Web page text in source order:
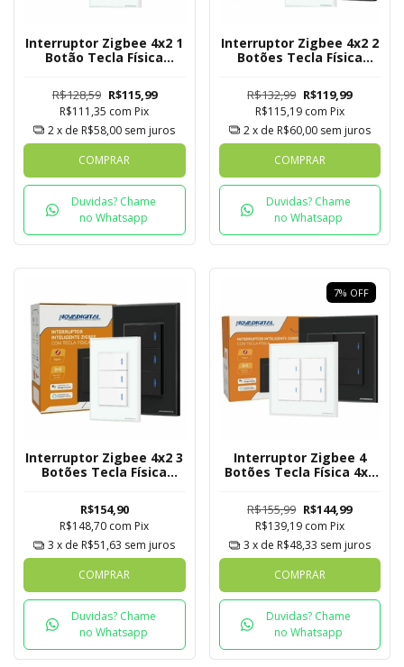
Interruptor Zigbee 4x2 1
Botão Tecla Física
R$128,59 R$115,99
R$111,35 com Pix
2x de R$58,00 sem juros
COMPRAR
Duvidas? Chame
no Whatsapp
Interruptor Zigbee 4x2 2
Botões Tecla Física
R$132,99 R$119,99
R$115,19 com Pix
2x de R$60,00 sem juros
COMPRAR
Duvidas? Chame
no Whatsapp
Interruptor Zigbee 4x2 3
Botões Tecla Física
R$154,90
R$148,70 com Pix
3 x de R$51,63 sem juros
COMPRAR
Duvidas? Chame
no Whatsapp
7% OFF
Interruptor Zigbee 4
Botões Tecla Física 4x4
R$155,99 R$144,99
R$139,19 com Pix
3 x de R$48,33 sem juros
COMPRAR
Duvidas? Chame
no Whatsapp